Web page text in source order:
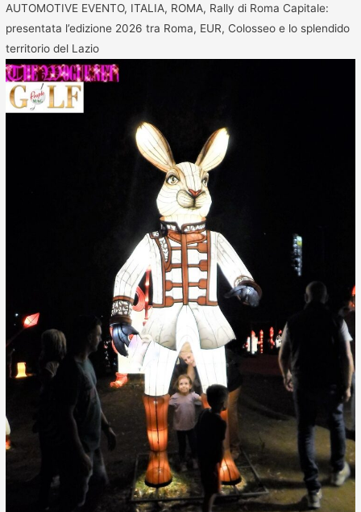
AUTOMOTIVE EVENTO, ITALIA, ROMA, Rally di Roma Capitale:
presentata l’edizione 2026 tra Roma, EUR, Colosseo e lo splendido
territorio del Lazio